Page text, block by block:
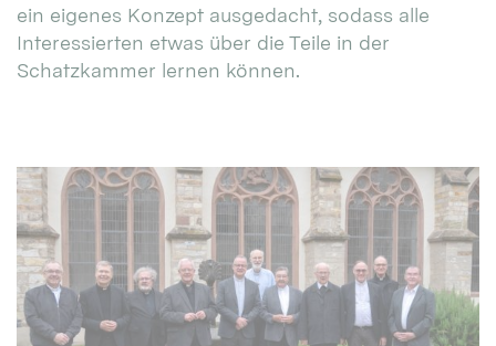
ein eigenes Konzept ausgedacht, sodass alle
Interessierten etwas über die Teile in der
Schatzkammer lernen können.